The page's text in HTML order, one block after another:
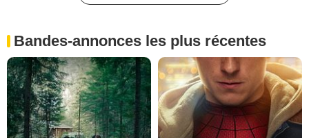
Bandes-annonces les plus récentes